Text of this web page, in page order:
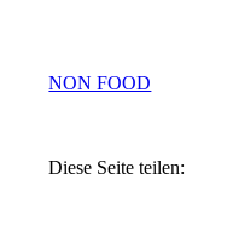
NON FOOD
Diese Seite teilen: